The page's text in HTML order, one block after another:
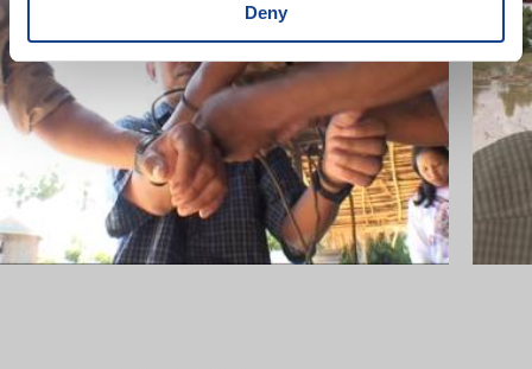
Deny